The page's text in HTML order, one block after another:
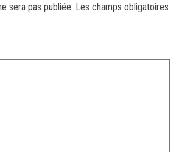
sera pas publiée. Les champs obligatoires